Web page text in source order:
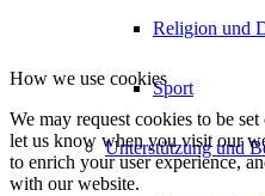
Religion und
Sport
Unterstützung und
How we use cookies
We may request cookies to be
let us know when you visit our
to enrich your user experience,
with our website.